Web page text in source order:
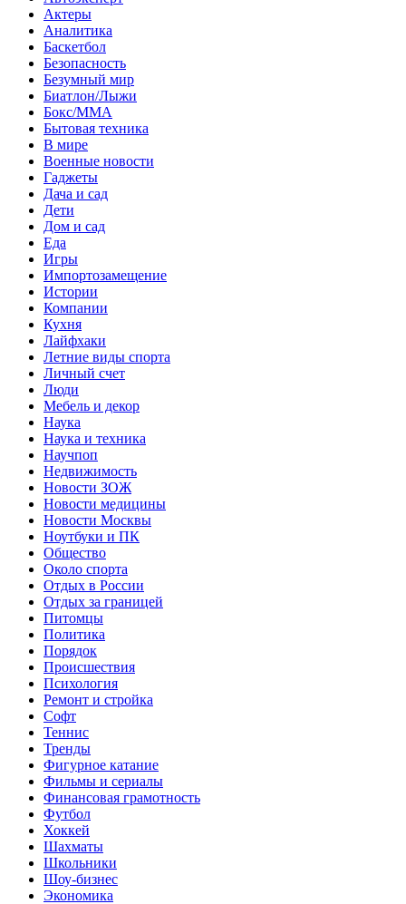
Актеры
Аналитика
Баскетбол
Безопасность
Безумный мир
Биатлон/Лыжи
Бокс/MMA
Бытовая техника
В мире
Военные новости
Гаджеты
Дача и сад
Дети
Дом и сад
Еда
Игры
Импортозамещение
Истории
Компании
Кухня
Лайфхаки
Летние виды спорта
Личный счет
Люди
Мебель и декор
Наука
Наука и техника
Научпоп
Недвижимость
Новости ЗОЖ
Новости медицины
Новости Москвы
Ноутбуки и ПК
Общество
Около спорта
Отдых в России
Отдых за границей
Питомцы
Политика
Порядок
Происшествия
Психология
Ремонт и стройка
Софт
Теннис
Тренды
Фигурное катание
Фильмы и сериалы
Финансовая грамотность
Футбол
Хоккей
Шахматы
Школьники
Шоу-бизнес
Экономика